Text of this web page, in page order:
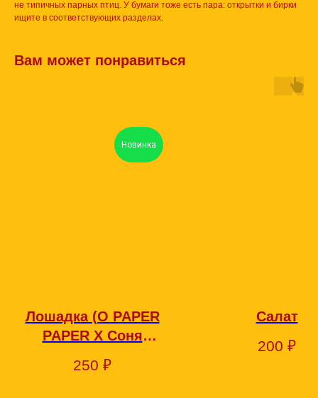
не типичных парных птиц. У бумаги тоже есть пара: открытки и бирки
ищите в соответствующих разделах.
Вам может понравиться
Новинка
Лошадка (O PAPER
PAPER X Соня
250 ₽
Салат
200 ₽